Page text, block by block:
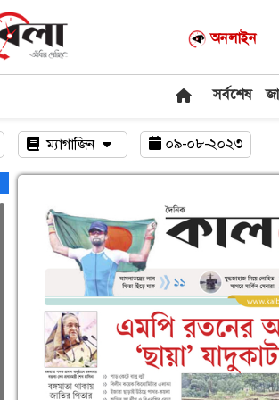
অনলাইন
সর্বশেষ
ম্যাগাজিন ০৯-০৮-২০২৩